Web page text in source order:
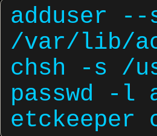
adduser --
/var/lib/
chsh -s /
passwd -l